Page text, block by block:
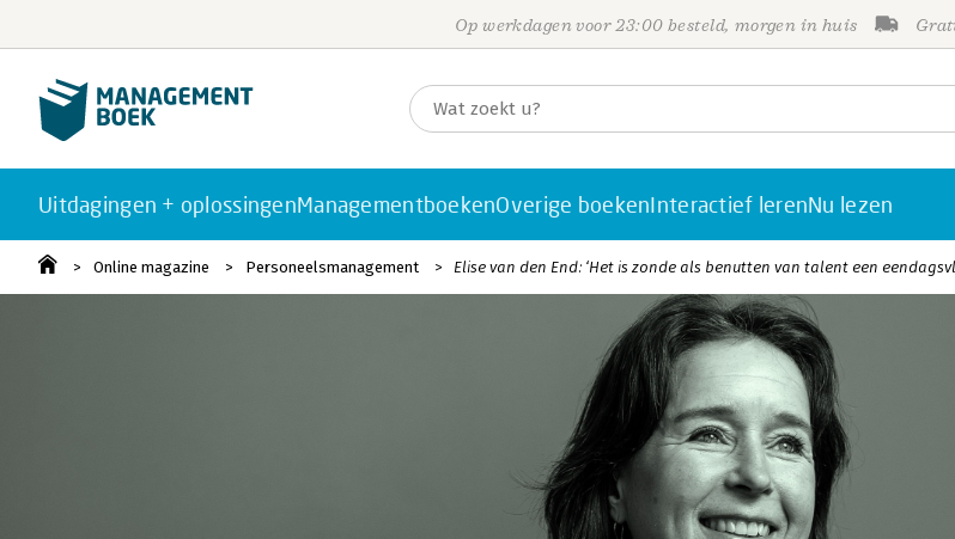
Op werkdagen voor 23:00 besteld, morgen in huis
Uitdagingen + oplossingenManagementboekenOverige boekenInteractief lerenNu lezen
Online magazine Personeelsmanagement Elise van den End: ‘Het is zonde als benutten van talent een